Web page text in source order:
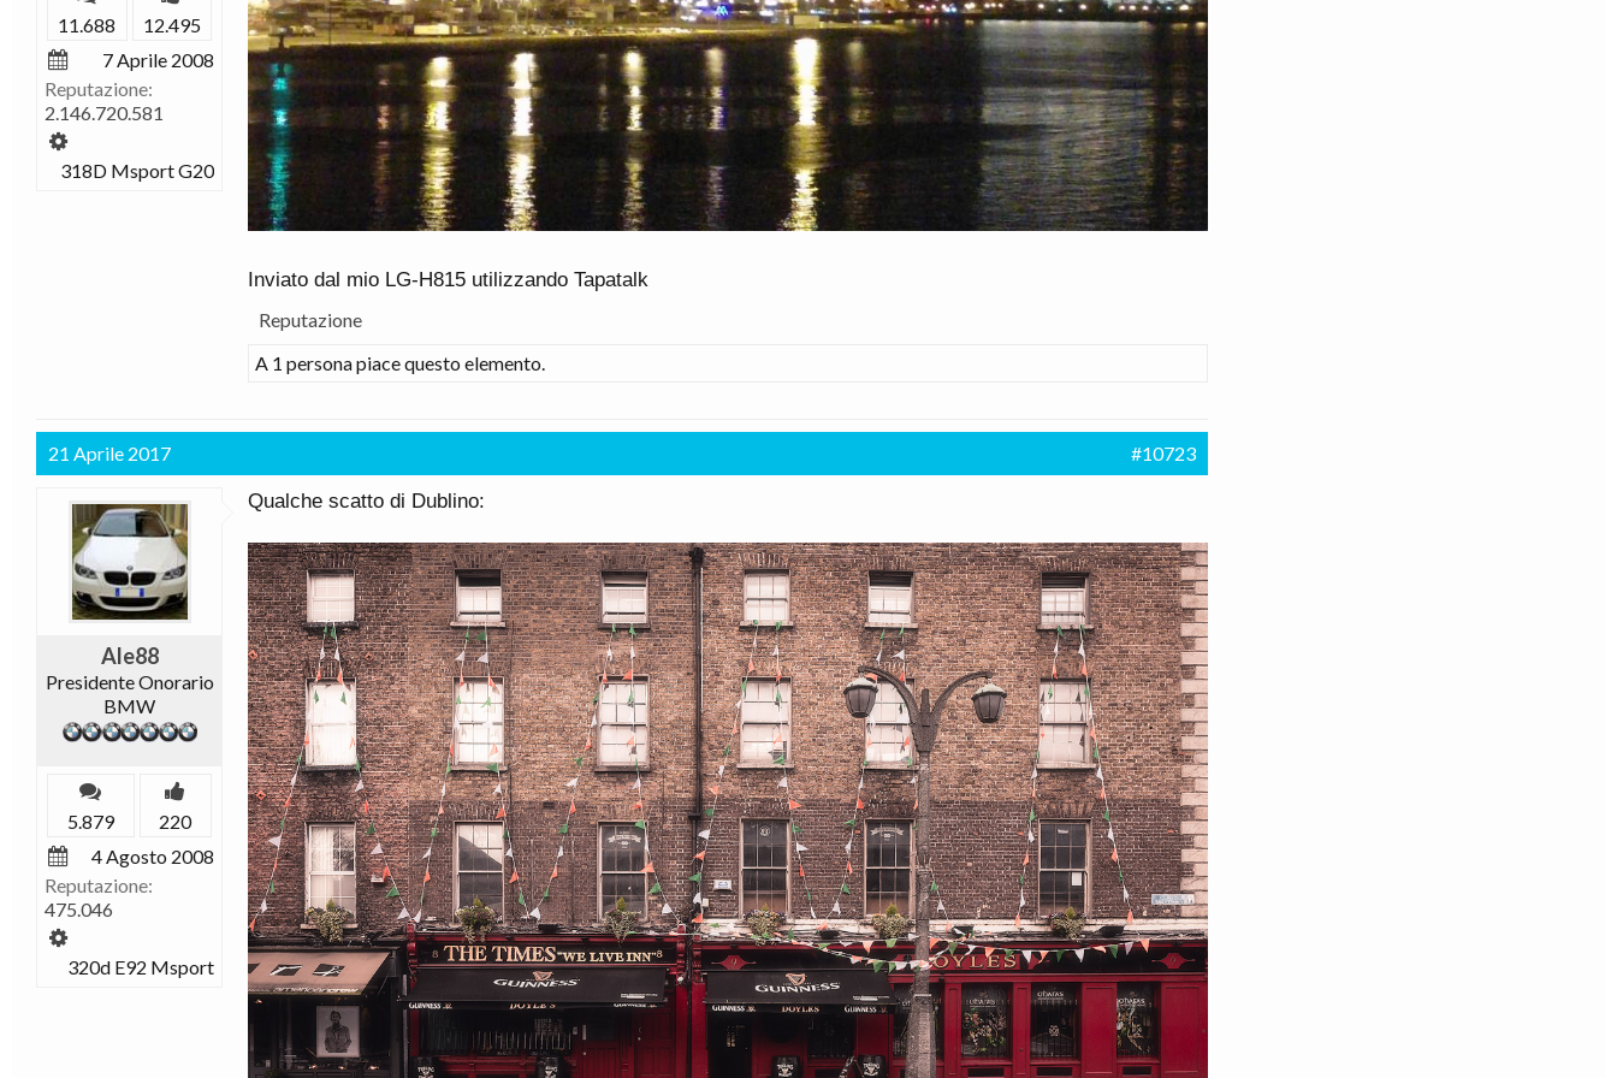
11.688
12.495
7 Aprile 2008
Reputazione:
2.146.720.581
318D Msport G20
Inviato dal mio LG-H815 utilizzando Tapatalk
Reputazione
A 1 persona piace questo elemento.
21 Aprile 2017 #10723
Ale88
Presidente Onorario
BMW
5.879
220
4 Agosto 2008
Reputazione:
475.046
320d E92 Msport
Qualche scatto di Dublino: